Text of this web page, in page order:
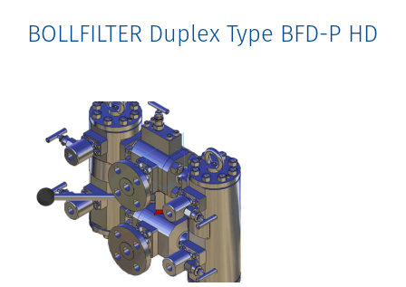
BOLLFILTER Duplex Type BFD-P HD